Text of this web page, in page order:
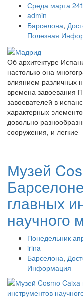
Среда марта
admin
Барселона,
Полезная
Об архитектуре
настолько она
влиянием различных
времена завоевания
завоевателей в
характерных
довольно
сооружения, и легкие
Музей
главных
научного
Понедельник
irina
Барселона,
Информация